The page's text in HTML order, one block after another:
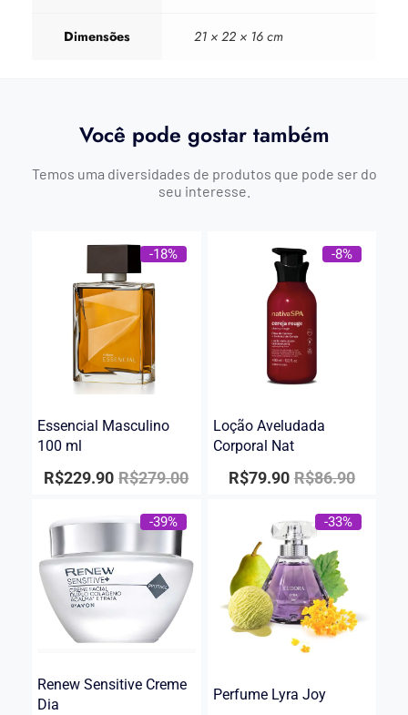
Dimensões 21 × 22 × 16 cm
Você pode gostar também
Temos uma diversidades de produtos que pode ser do
seu interesse.
-18%
Essencial Masculino
100 ml
R$279.00
R$229.90
-8%
Loção Aveludada
Corporal Nat
R$86.90
R$79.90
-39%
Renew Sensitive Creme
Dia
-33%
Perfume Lyra Joy